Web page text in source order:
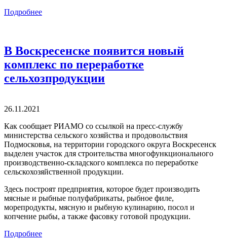
Подробнее
В Воскресенске появится новый
комплекс по переработке
сельхозпродукции
26.11.2021
Как сообщает РИАМО со ссылкой на пресс-службу
министерства сельского хозяйства и продовольствия
Подмосковья, на территории городского округа Воскресенск
выделен участок для строительства многофункционального
производственно-складского комплекса по переработке
сельскохозяйственной продукции.
Здесь построят предприятия, которое будет производить
мясные и рыбные полуфабрикаты, рыбное филе,
морепродукты, мясную и рыбную кулинарию, посол и
копчение рыбы, а также фасовку готовой продукции.
Подробнее